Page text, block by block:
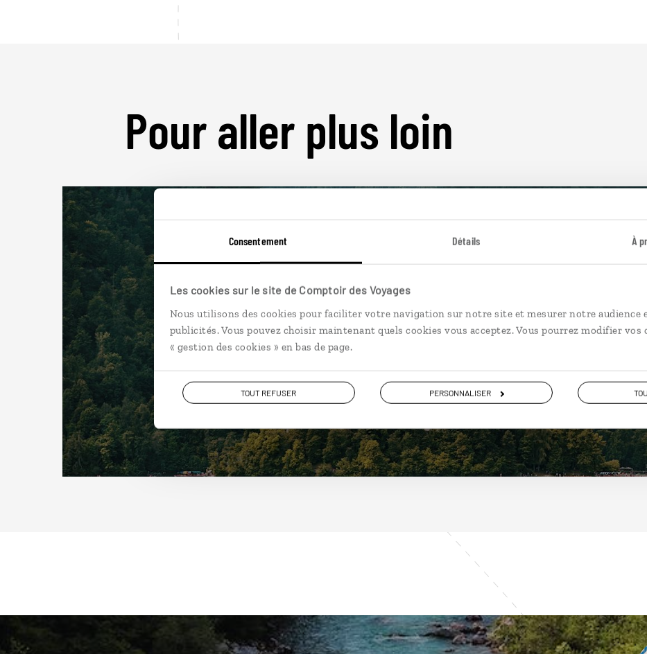
Consentement Détails À
Les cookies sur le site de Comptoir des Voyages
Nous utilisons des cookies pour faciliter votre navigation sur notre site et mesurer notre audience
publicités. Vous pouvez choisir maintenant quels cookies vous acceptez. Vous pourrez modifier
« gestion des cookies » en bas de page.
TOUT REFUSER PERSONNALISER
Pour aller plus loin
Slovénie
DÉCOUVRIR